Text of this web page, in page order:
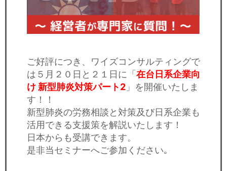
ご好評につき、ワイズコンサルティングで
は５月２０日と２１日に「在台日系企業向
け 新型肺炎対策パート2 」を開催いたしま
す！！
新型肺炎の労務相談と対策及び日系企業も
活用できる支援策を解説いたします！
日本からも受講できます。
是非当セミナーへご参加ください｡